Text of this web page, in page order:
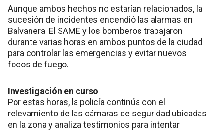
Aunque ambos hechos no estarían relacionados, la
sucesión de incidentes encendió las alarmas en
Balvanera. El SAME y los bomberos trabajaron
durante varias horas en ambos puntos de la ciudad
para controlar las emergencias y evitar nuevos
focos de fuego.
Investigación en curso
Por estas horas, la policía continúa con el
relevamiento de las cámaras de seguridad ubicadas
en la zona y analiza testimonios para intentar